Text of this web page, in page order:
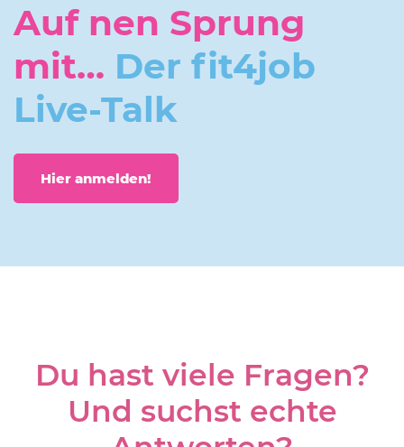
Auf nen Sprung
mit… Der fit4job
Live-Talk
Hier anmelden!
Du hast viele Fragen?
Und suchst echte